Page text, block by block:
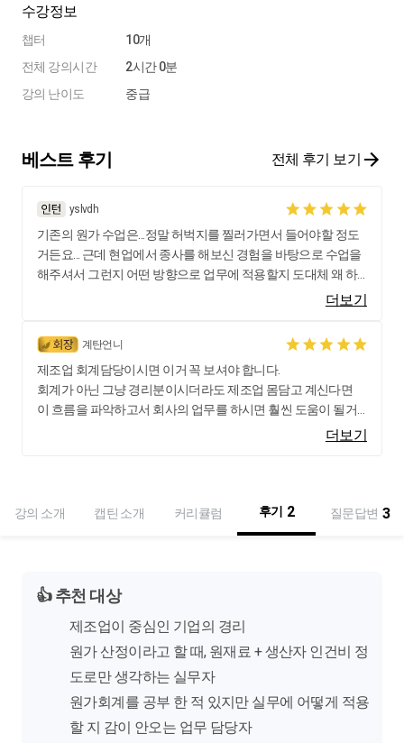
수강정보
챕터
전체 강의시간
강의 난이도
10개
2시간 0분
중급
베스트 후기 전체 후기 보기
yslvdh
기존의 원가 수업은...정말 허벅지를 찔러가면서 들어야할 정도
거든요... 근데 현업에서 종사를 해보신 경험을 바탕으로 수업을
해주셔서 그런지 어떤 방향으로 업무에 적용할지 도대체 왜 하
는지 이게 얼마나 중요한지를 강조해가면서 알려주시니까 제가
다시 듣게 됩니다...한번갖고는 안되긴 안되겠어요 ㅎㅎ 그래도
꼭 이해해서 제 업무에 적용하고 싶다는 욕망이 막 생기는 수업
입니다. 짱이에요!! 밑에 자막만 어찌 좀 해결이 되면좋을거 같아
요. 정말 들리는데로 큰 글자로 자막이 나오니까 틀린 글자에 눈
이 자꾸 가서 집중이 좀 안되네요.ㅠ.ㅠ.
더보기
계탄언니
제조업 회계담당이시면 이거 꼭 보셔야 합니다.
회계가 아닌 그냥 경리분이시더라도 제조업 몸담고 계신다면
이 흐름을 파악하고서 회사의 업무를 하시면 훨씬 도움이 될거
더보기
강의 소개 캡틴 소개 커리큘럼 후기 2 질문답변 3
👍 추천 대상
제조업이 중심인 기업의 경리
원가 산정이라고 할 때, 원재료 + 생산자 인건비 정
도로만 생각하는 실무자
원가회계를 공부 한 적 있지만 실무에 어떻게 적용
할 지 감이 안오는 업무 담당자